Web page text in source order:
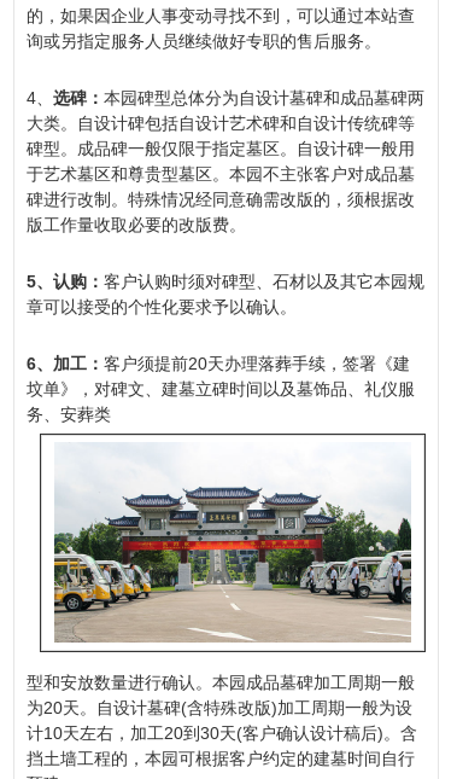
的，如果因企业人事变动寻找不到，可以通过本站查
询或另指定服务人员继续做好专职的售后服务。
4、选碑：本园碑型总体分为自设计墓碑和成品墓碑两
大类。自设计碑包括自设计艺术碑和自设计传统碑等
碑型。成品碑一般仅限于指定墓区。自设计碑一般用
于艺术墓区和尊贵型墓区。本园不主张客户对成品墓
碑进行改制。特殊情况经同意确需改版的，须根据改
版工作量收取必要的改版费。
5、认购：客户认购时须对碑型、石材以及其它本园规
章可以接受的个性化要求予以确认。
6、加工：客户须提前20天办理落葬手续，签署《建
坟单》，对碑文、建墓立碑时间以及墓饰品、礼仪服
务、安葬类
型和安放数量进行确认。本园成品墓碑加工周期一般
为20天。自设计墓碑(含特殊改版)加工周期一般为设
计10天左右，加工20到30天(客户确认设计稿后)。含
挡土墙工程的，本园可根据客户约定的建墓时间自行